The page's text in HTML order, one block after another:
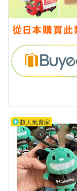
超人氣賣家